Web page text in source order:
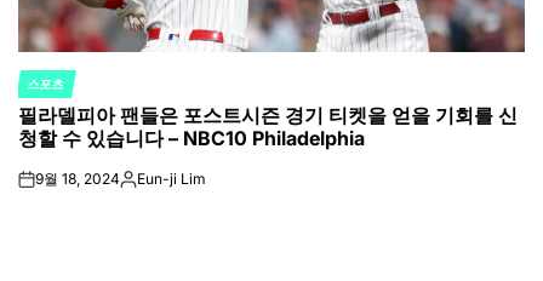
POSTED
IN
스포츠
필라델피아 팬들은 포스트시즌 경기 티켓을 얻을 기회를 신
청할 수 있습니다 – NBC10 Philadelphia
on9월 18, 2024Posted
Eun-ji Lim